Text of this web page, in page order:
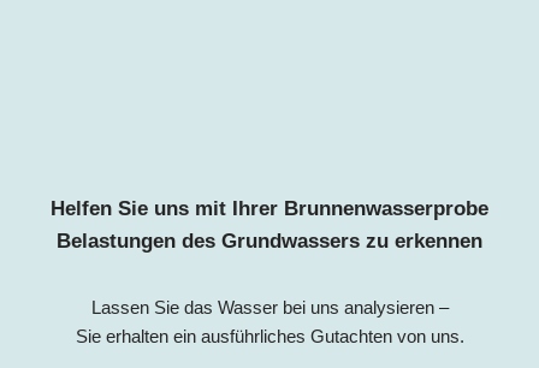
Helfen Sie uns mit Ihrer Brunnenwasserprobe
Belastungen des Grundwassers zu erkennen
Lassen Sie das Wasser bei uns analysieren –
Sie erhalten ein ausführliches Gutachten von uns.